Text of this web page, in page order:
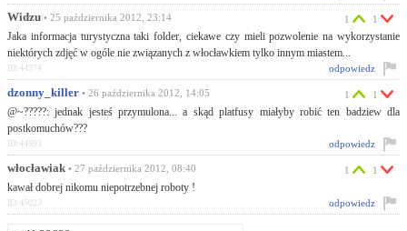
Widzu • 25 października 2012, 23:14
Jaka informacja turystyczna taki folder, ciekawe czy mieli pozwolenie na wykorzystanie
niektórych zdjęć w ogóle nie związanych z włocławkiem tylko innym miastem...
1 1
odpowiedz
ID:44974
dzonny_killer • 26 października 2012, 14:05
@~?????: jednak jesteś przymulona... a skąd platfusy miałyby robić ten badziew dla
postkomuchów???
1 1
odpowiedz
ID:44993
włocławiak • 27 października 2012, 08:40
kawał dobrej nikomu niepotrzebnej roboty !
1 1
odpowiedz
ID:45023